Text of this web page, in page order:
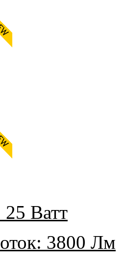
25 Ватт
3800 Лм